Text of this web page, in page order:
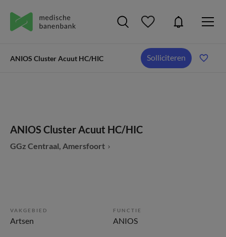
ANIOS Cluster Acuut HC/HIC Solliciteren
ANIOS Cluster Acuut HC/HIC
GGz Centraal, Amersfoort
VAKGEBIED
Artsen
FUNCTIE
ANIOS